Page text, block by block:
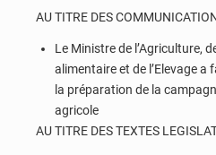
AU TITRE DES
Le Ministre de l’Agriculture,
alimentaire et de l’Elevage
la préparation de la
agricole
AU TITRE DES TEXTES